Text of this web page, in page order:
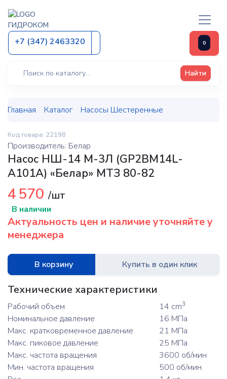
ГИДРОКОМ
+7 (347) 2463320 0
Найти
Главная Каталог Насосы Шестеренные
Код товара: 22198
Производитель: Белар
Насос НШ-14 М-3Л (GP2BМ14L-
A101A) «Белар» МТЗ 80-82
4 570 /шт
В наличии
Актуальность цен и наличие уточняйте у
менеджера
В корзину Купить в один клик
Технические характеристики
Рабочий объем 14 cm3
Номинальное давление
16 МПа
Макс. кратковременное давление
21 МПа
Макс. пиковое давление
25 МПа
Макс. частота вращения
3600 об/мин
Мин. частота вращения
500 об/мин